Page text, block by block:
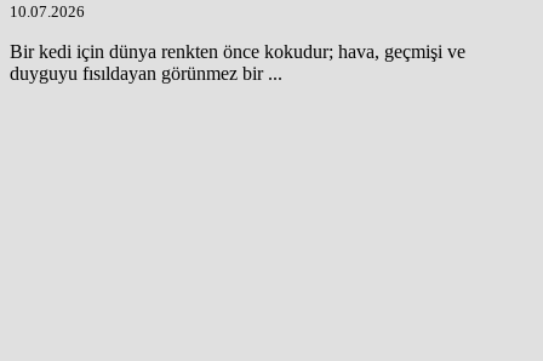
10.07.2026
Bir kedi için dünya renkten önce kokudur; hava, geçmişi ve
duyguyu fısıldayan görünmez bir ...